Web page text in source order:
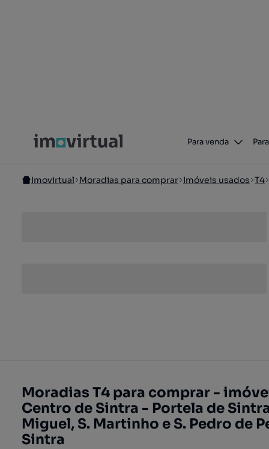
Para venda
Imovirtual Moradias para comprar Imóveis usados T4
Moradias T4 para comprar -
Centro de Sintra - Portela de
Miguel, S. Martinho e S. Pedro de
Sintra